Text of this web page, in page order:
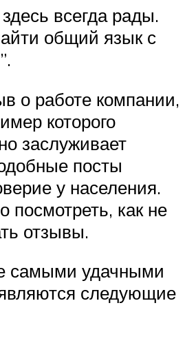
всегда рады.
общий язык с
о работе компании,
которого
заслуживает
посты
у населения.
посмотреть, как не
отзывы.
самыми удачными
следующие